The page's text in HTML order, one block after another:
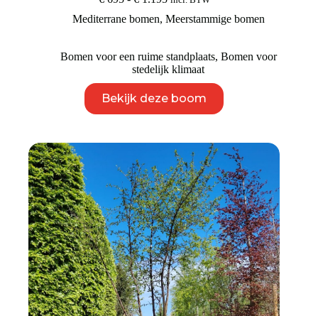
tot
Mediterrane bomen, Meerstammige bomen
Bomen voor een ruime standplaats, Bomen voor
stedelijk klimaat
Bekijk deze boom
product
heeft
Deze
optie
kan
gekozen
worden
op
de
productpagina